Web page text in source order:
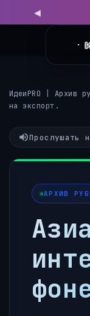
ИдеиPRO Архив
на экспорт.
Прослушать
АРХИВ